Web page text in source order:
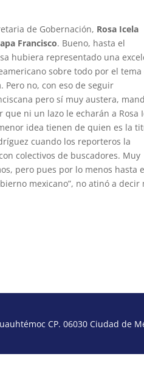
de Gobernación, Rosa Icela
Francisco. Bueno, hasta el
hubiera representado una
sobre todo por el tema
Pero no, con eso de seguir
pero sí muy austera,
ni un lazo le echarán a Rosa
idea tienen de quien es la
cuando los reporteros la
colectivos de buscadores. Muy
pero pues por lo menos hasta
mexicano”, no atinó a decir
CP. 06030 Ciudad de